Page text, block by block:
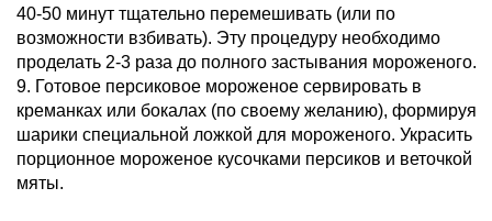
40-50 минут тщательно перемешивать (или по
возможности взбивать). Эту процедуру необходимо
проделать 2-3 раза до полного застывания мороженого.
9. Готовое персиковое мороженое сервировать в
креманках или бокалах (по своему желанию), формируя
шарики специальной ложкой для мороженого. Украсить
порционное мороженое кусочками персиков и веточкой
мяты.